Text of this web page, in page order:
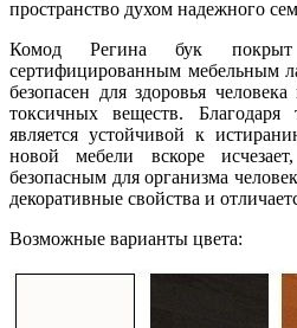
пространство духом надежного
Комод Регина бук покрыт
сертифицированным мебельным
безопасен для здоровья
токсичных веществ.
является устойчивой к
новой мебели вскоре
безопасным для организма
декоративные свойства и
Возможные варианты цвета: